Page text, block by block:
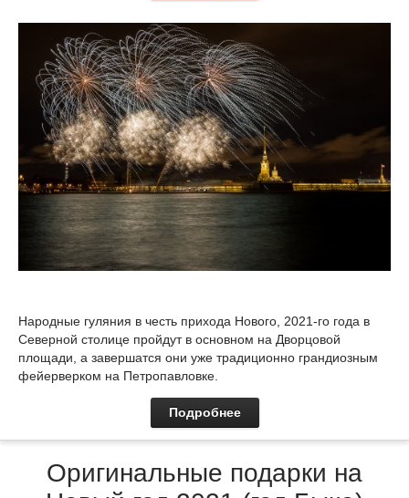
Народные гуляния в честь прихода Нового, 2021-го года в
Северной столице пройдут в основном на Дворцовой
площади, а завершатся они уже традиционно грандиозным
фейерверком на Петропавловке.
Подробнее
Оригинальные подарки на